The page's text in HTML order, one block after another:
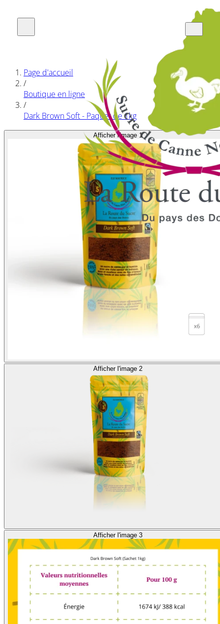
Page d'accueil
/
Boutique en ligne
/
Dark Brown Soft - Paquet de 1kg
Afficher l'image 1
Afficher l'image 2
Afficher l'image 3